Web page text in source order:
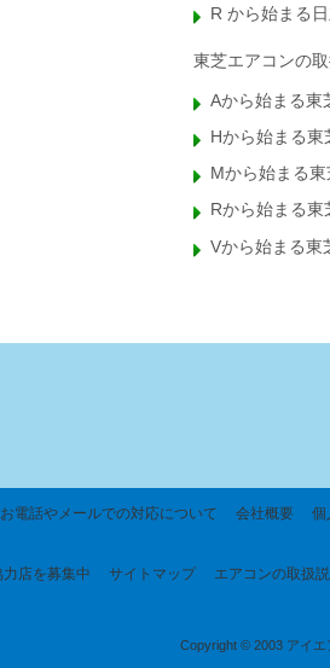
R から始まる
東芝エアコンの
Aから始まる東
Hから始まる東
Mから始まる
Rから始まる東
Vから始まる東
お電話やメールでの対応について 会社概要 個
店を募集中 サイトマップ エアコンの取扱
Copyright © 2003 アイエ